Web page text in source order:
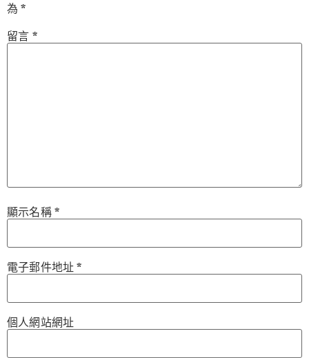
為*
留言 *
顯示名稱 *
電子郵件地址*
個人網站網址